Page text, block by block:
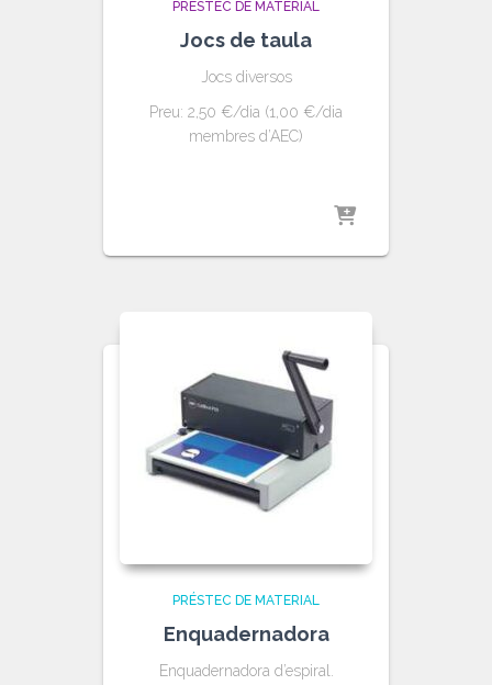
PRÉSTEC DE MATERIAL
Jocs de taula
Jocs diversos
Preu: 2,50 €/dia (1,00 €/dia
membres d’AEC)
PRÉSTEC DE MATERIAL
Enquadernadora
Enquadernadora d’espiral.